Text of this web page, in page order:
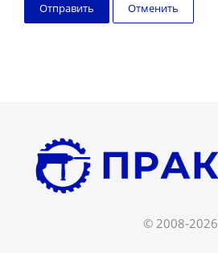
Отменить
© 2008-2026